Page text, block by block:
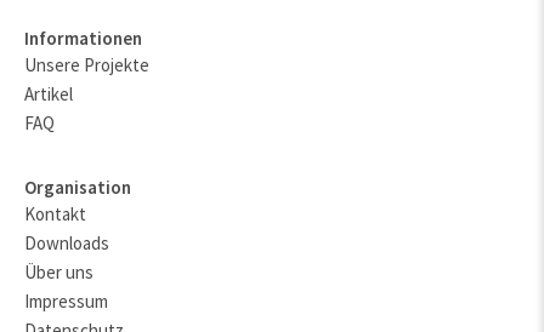
Informationen
Unsere Projekte
Artikel
FAQ
Organisation
Kontakt
Downloads
Über uns
Impressum